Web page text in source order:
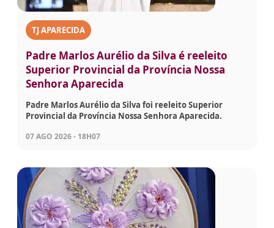
TJ APARECIDA
Padre Marlos Aurélio da Silva é reeleito
Superior Provincial da Província Nossa
Senhora Aparecida
Padre Marlos Aurélio da Silva foi reeleito Superior
Provincial da Província Nossa Senhora Aparecida.
07 AGO 2026 - 18H07